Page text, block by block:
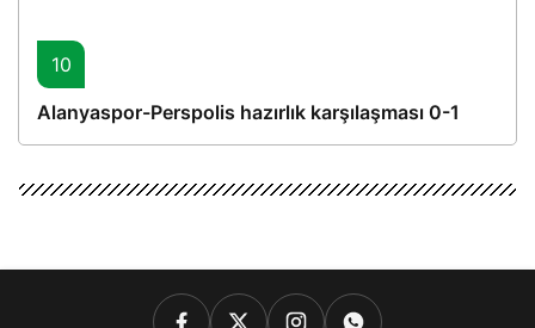
10
Alanyaspor-Perspolis hazırlık karşılaşması 0-1